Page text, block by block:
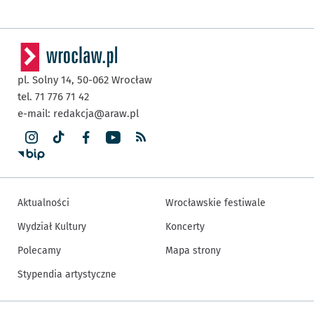
pl. Solny 14, 50-062 Wrocław
tel. 71 776 71 42
e-mail: redakcja@araw.pl
Aktualności
Wydział Kultury
Polecamy
Stypendia artystyczne
Wrocławskie festiwale
Koncerty
Mapa strony